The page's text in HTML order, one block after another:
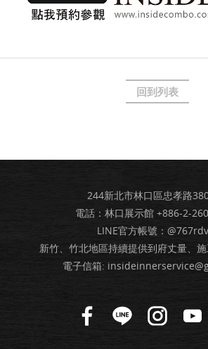
回到列表
244新北市林口區忠孝路
電話：林口展示館 +886-2-
LINE官方帳號：
新竹、竹北地區持續提供到府丈量、施
電子信箱: